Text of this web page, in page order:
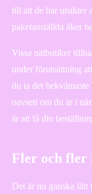
till att de har utsikter
paketanställda åker
Vissa nätbutiker
under förutsättning
du ta det
oavsett om du är i
är att få din
Fler och fler
Det är nu ganska lätt